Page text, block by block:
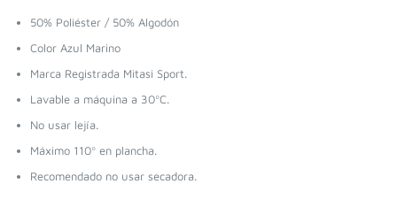
50% Poliéster / 50% Algodón
Color Azul Marino
Marca Registrada Mitasi Sport.
Lavable a máquina a 30ºC.
No usar lejía.
Máximo 110º en plancha.
Recomendado no usar secadora.